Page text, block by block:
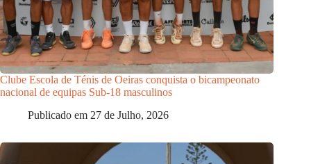
Clube Escola de Ténis de Oeiras conquista o bicampeonato
nacional de equipas Sub-18 masculinos
Publicado em 27 de Julho, 2026